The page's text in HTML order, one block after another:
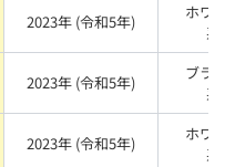
2023年 (令和5年)
ホワイ
系
2023年 (令和5年)
ブラッ
系
2023年 (令和5年)
ホワイ
系